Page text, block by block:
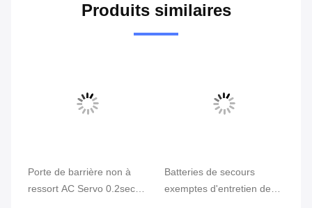
Produits similaires
Porte de barrière non à
ressort AC Servo 0.2sec-
Batteries de secours
exemptes d'entretien de